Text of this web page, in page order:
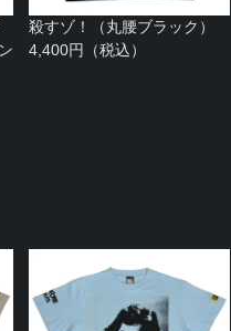
殺すゾ！（丸腰ブラック）
4,400円（税込）